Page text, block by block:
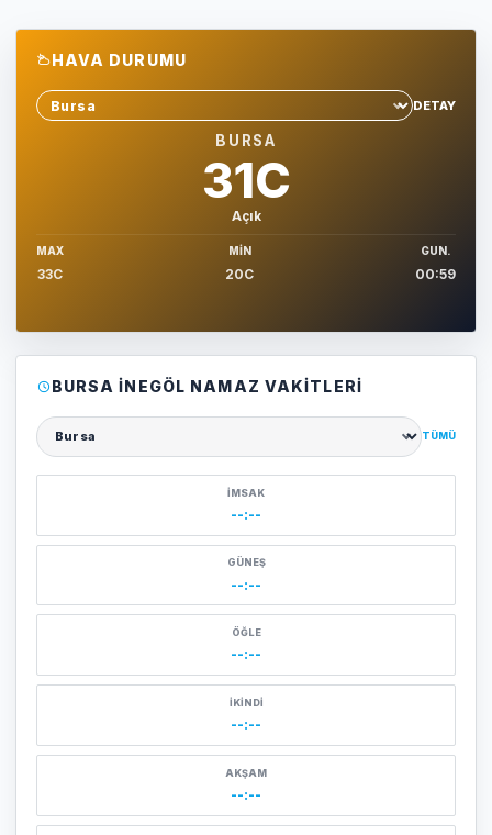
HAVA DURUMU
Sehir sec
DETAY
BURSA
31C
Açık
MAX
33C
MIN
20C
GUN.
00:59
BURSA İNEGÖL NAMAZ VAKITLERI
Şehir seçin
TÜMÜ
İMSAK
--:--
GÜNEŞ
--:--
ÖĞLE
--:--
İKINDI
--:--
AKŞAM
--:--